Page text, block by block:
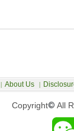
Copyright© All
| About Us |